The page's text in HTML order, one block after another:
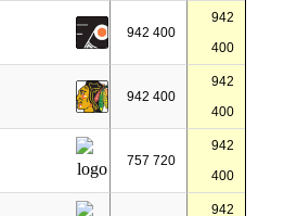
942 400
942
400
942 400
942
400
757 720
942
400
942